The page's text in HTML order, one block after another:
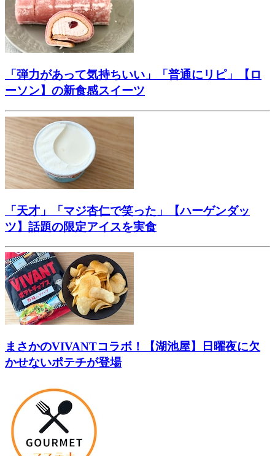
「弾力があって気持ちいい」「普通にリピ」【ロ
ーソン】の新食感スイーツ
「天才」「マジ杏仁で笑った」【ハーゲンダッ
ツ】話題の限定アイスを実食
まさかのVIVANTコラボ！【湖池屋】日曜夜に欠
かせないポテチが登場